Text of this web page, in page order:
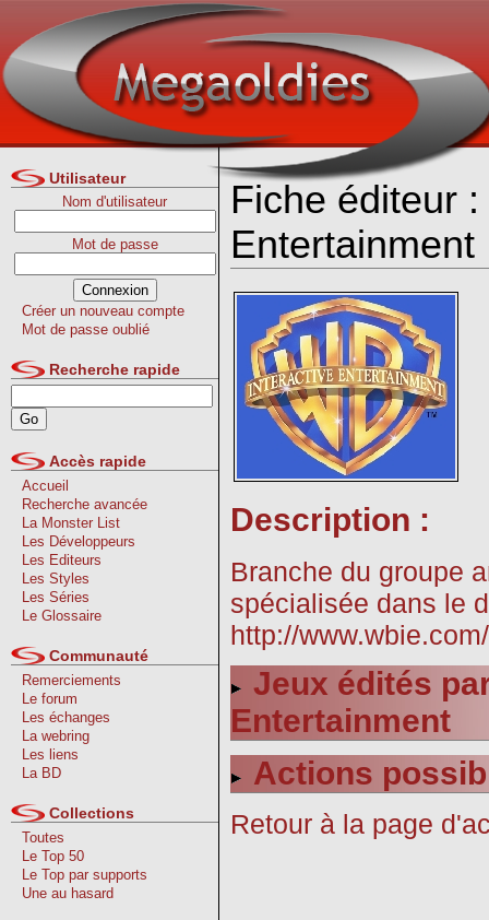
Utilisateur
Nom d'utilisateur
Mot de passe
Créer un nouveau compte
Mot de passe oublié
Recherche rapide
Accès rapide
Accueil
Recherche avancée
La Monster List
Les Développeurs
Les Editeurs
Les Styles
Les Séries
Le Glossaire
Communauté
Remerciements
Le forum
Les échanges
La webring
Les liens
La BD
Collections
Toutes
Le Top 50
Le Top par supports
Une au hasard
Fiche éditeur
Entertainment
Description :
Branche du groupe
spécialisée dans le
http://www.wbie.com/
Jeux édités
Entertainment
Actions
Retour à la page